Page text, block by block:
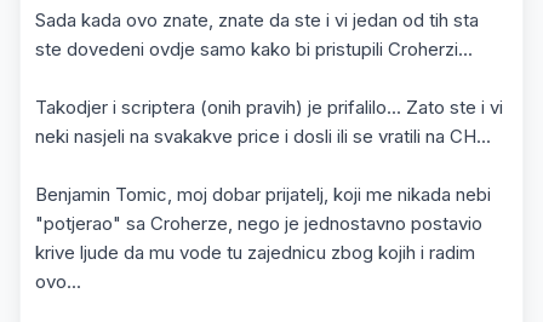
Sada kada ovo znate, znate da ste i vi jedan od tih sta
ste dovedeni ovdje samo kako bi pristupili Croherzi...
Takodjer i scriptera (onih pravih) je prifalilo... Zato ste i vi
neki nasjeli na svakakve price i dosli ili se vratili na CH...
Benjamin Tomic, moj dobar prijatelj, koji me nikada nebi
"potjerao" sa Croherze, nego je jednostavno postavio
krive ljude da mu vode tu zajednicu zbog kojih i radim
ovo...